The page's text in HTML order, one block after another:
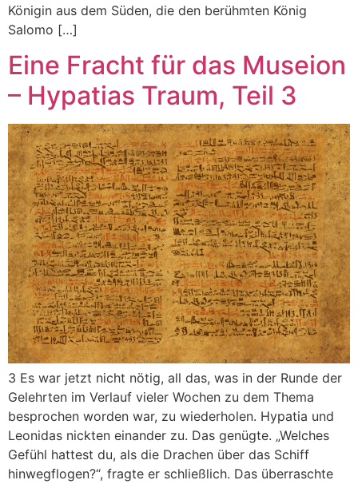
Königin aus dem Süden, die den berühmten König
Salomo […]
Eine Fracht für das Museion
– Hypatias Traum, Teil 3
3 Es war jetzt nicht nötig, all das, was in der Runde der
Gelehrten im Verlauf vieler Wochen zu dem Thema
besprochen worden war, zu wiederholen. Hypatia und
Leonidas nickten einander zu. Das genügte. „Welches
Gefühl hattest du, als die Drachen über das Schiff
hinwegflogen?“, fragte er schließlich. Das überraschte